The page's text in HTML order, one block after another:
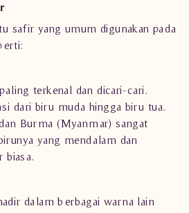
safir yang umum digunakan pada
terkenal dan dicari-cari.
dari biru muda hingga biru tua.
Burma (Myanmar) sangat
yang mendalam dan
biasa.
dalam berbagai warna lain